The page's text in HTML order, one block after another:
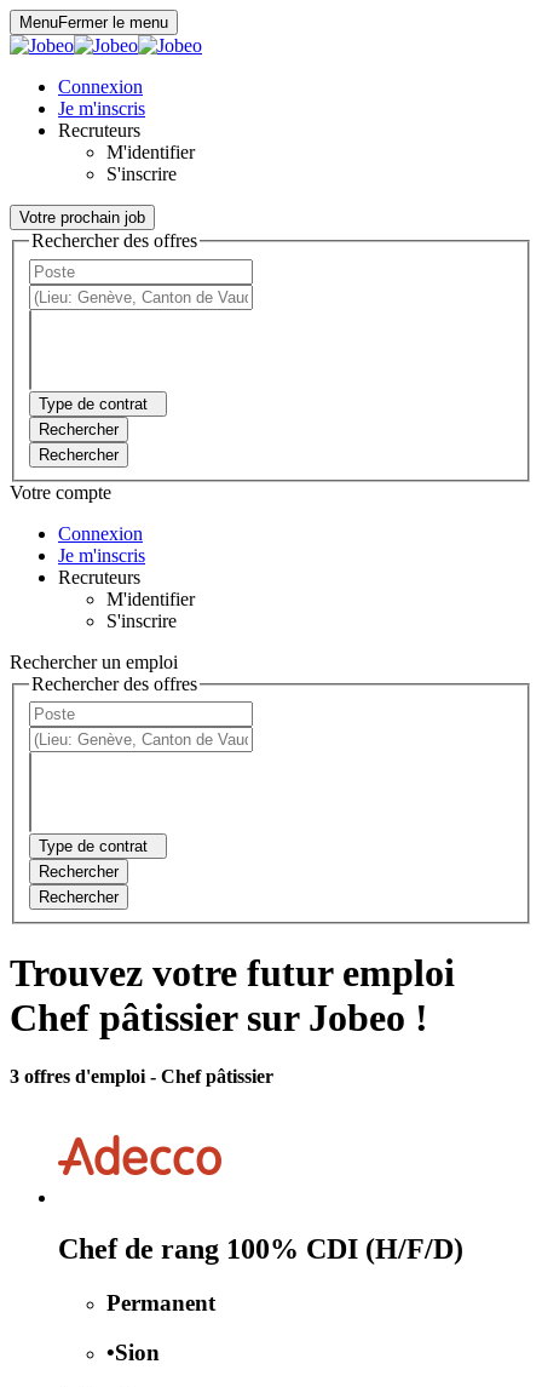
MenuFermer le menu
Connexion
Je m'inscris
Recruteurs
M'identifier
S'inscrire
Votre prochain job
Rechercher des offres
Type de contrat
Rechercher
Rechercher
Votre compte
Connexion
Je m'inscris
Recruteurs
M'identifier
S'inscrire
Rechercher un emploi
Rechercher des offres
Type de contrat
Rechercher
Rechercher
Trouvez votre futur emploi
Chef pâtissier sur Jobeo !
3 offres d'emploi - Chef pâtissier
Chef de rang 100% CDI (H/F/D)
Permanent
•Sion
Panneau de gestion des cookies